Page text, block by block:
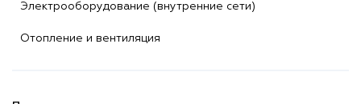
Электрооборудование (внутренние сети)
Отопление и вентиляция